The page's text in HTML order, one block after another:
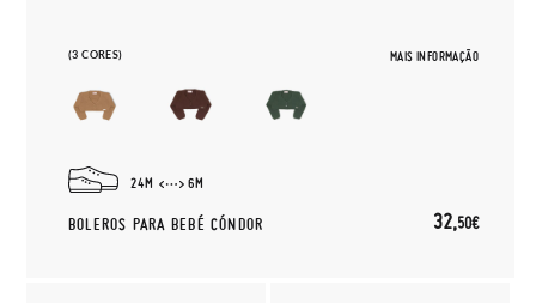
(3 CORES) MAIS INFORMAÇÃO
24M 6M
BOLEROS PARA BEBÉ CÓNDOR 32,50€